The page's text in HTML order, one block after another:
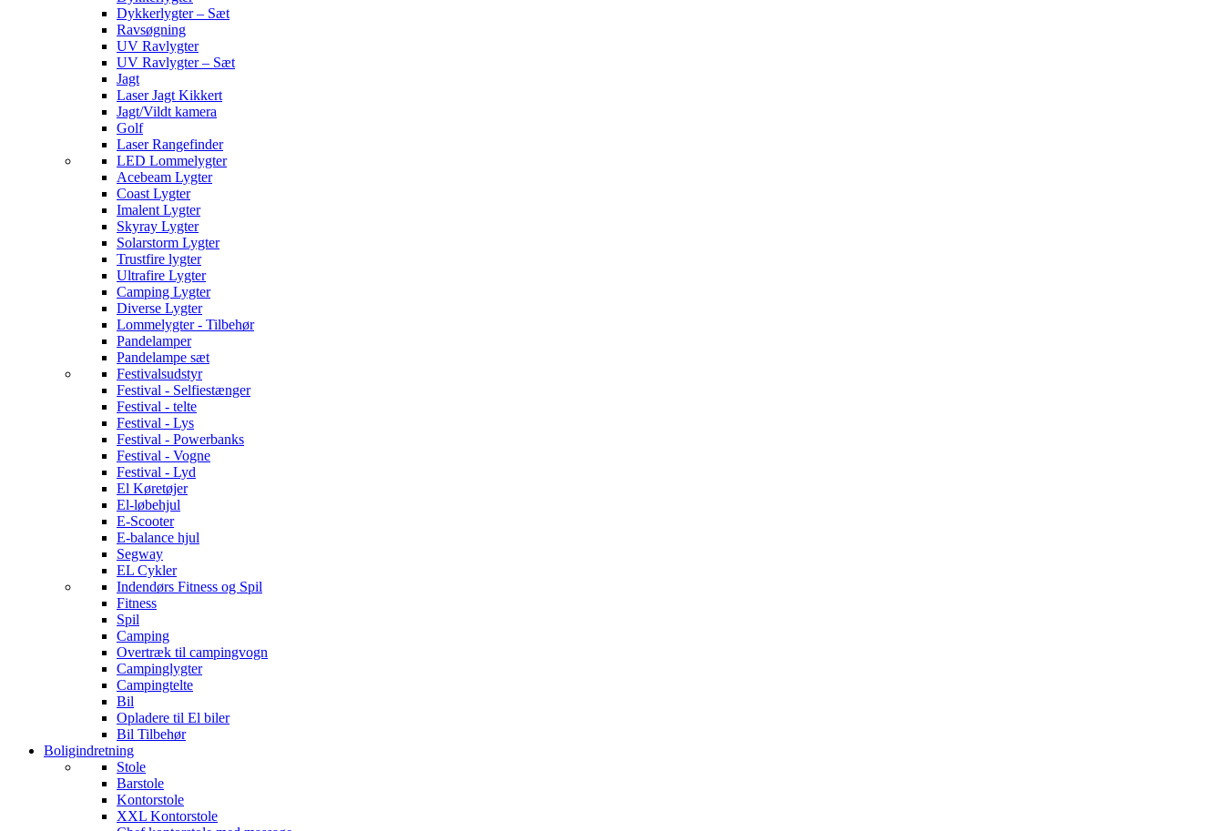
Dykkerlygter – Sæt
Ravsøgning
UV Ravlygter
UV Ravlygter – Sæt
Jagt
Laser Jagt Kikkert
Jagt/Vildt kamera
Golf
Laser Rangefinder
LED Lommelygter
Acebeam Lygter
Coast Lygter
Imalent Lygter
Skyray Lygter
Solarstorm Lygter
Trustfire lygter
Ultrafire Lygter
Camping Lygter
Diverse Lygter
Lommelygter - Tilbehør
Pandelamper
Pandelampe sæt
Festivalsudstyr
Festival - Selfiestænger
Festival - telte
Festival - Lys
Festival - Powerbanks
Festival - Vogne
Festival - Lyd
El Køretøjer
El-løbehjul
E-Scooter
E-balance hjul
Segway
EL Cykler
Indendørs Fitness og Spil
Fitness
Spil
Camping
Overtræk til campingvogn
Campinglygter
Campingtelte
Bil
Opladere til El biler
Bil Tilbehør
Boligindretning
Stole
Barstole
Kontorstole
XXL Kontorstole